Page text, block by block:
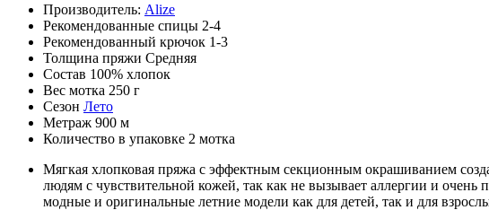
Производитель: Alize
Рекомендованные спицы 2-4
Рекомендованный крючок 1-3
Толщина пряжи Средняя
Состав 100% хлопок
Вес мотка 250 г
Сезон Лето
Метраж 900 м
Количество в упаковке 2 мотка
Мягкая хлопковая пряжа с эффектным секционным окрашиванием
людям с чувствительной кожей, так как не вызывает аллергии и
модные и оригинальные летние модели как для детей, так и для